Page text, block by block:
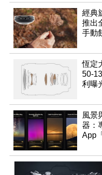
經典
推出
手動
恆定
50-
利曝
風景
器：
App